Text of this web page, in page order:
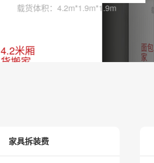
载货体积：4.2m*1.9m*1.9m
4.2米厢
货搬家
包含8公
里，超出/公
面
家
家具拆装费